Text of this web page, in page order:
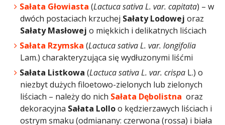
Sałata Głowiasta (Lactuca sativa L. var. capitata) – w
dwóch postaciach krzuchej Sałaty Lodowej oraz
Sałaty Masłowej o miękkich i delikatnych liściach
Sałata Rzymska (Lactuca sativa L. var. longifolia
Lam.) charakteryzująca się wydłuzonymi liśćmi
Sałata Listkowa (Lactuca sativa L. var. crispa L.) o
niezbyt dużych filoetowo-zielonych lub zielonych
liściach – należy do nich Sałata Dębolistna oraz
dekoracyjna Sałata Lolloo kędzierzawych liściach i
ostrym smaku (odmianany: czerwona (rossa) i biała